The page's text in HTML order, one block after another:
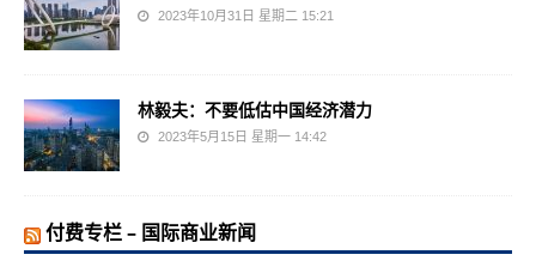
2023年10月31日 星期二 15:21
林毅夫：不要低估中国经济潜力
2023年5月15日 星期一 14:42
付费专栏 – 国际商业新闻